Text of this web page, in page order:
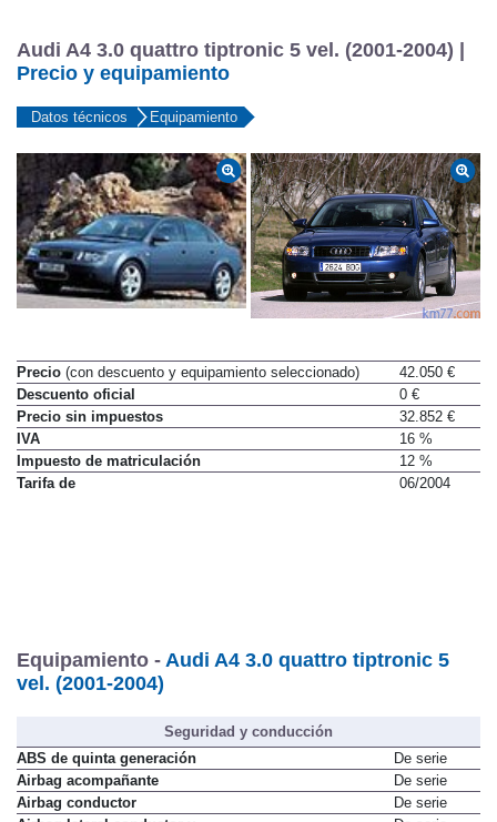
Audi A4 3.0 quattro tiptronic 5 vel. (2001-2004) |
Precio y equipamiento
Datos técnicos Equipamiento
Precio (con descuento y equipamiento seleccionado)
42.050 €
Descuento oficial
0 €
Precio sin impuestos
32.852 €
IVA
16 %
Impuesto de matriculación
12 %
Tarifa de
06/2004
Equipamiento - Audi A4 3.0 quattro tiptronic 5
vel. (2001-2004)
Seguridad y conducción
ABS de quinta generación
De serie
Airbag acompañante
De serie
Airbag conductor
De serie